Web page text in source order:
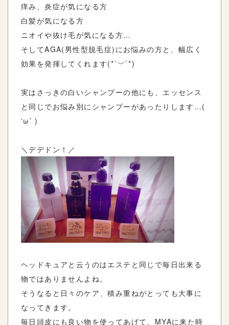
痒み、炎症が気になる方
白髪が気になる方
ニオイや抜け毛が気になる方…
そしてAGA(男性型脱毛症)にお悩みの方と、幅広く
効果を発揮してくれます(*´﹀`*)
実はさっきの白いシャンプーの他にも、エッセンス
と同じでお悩み別にシャンプーがあったりします…(
‘ω’ )
＼デデドン！／
ヘッドキュアと云うのはエステと同じで毎日出来る
物ではありませんよね。
そうなると日々のケア、積み重ねがとっても大事に
なってきます。
毎日頭皮にも良い物を使ってあげて、MYAに来た時